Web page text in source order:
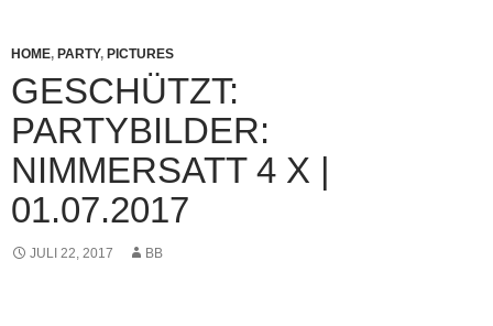
HOME, PARTY, PICTURES
GESCHÜTZT:
PARTYBILDER:
NIMMERSATT 4 X |
01.07.2017
JULI 22, 2017 BB